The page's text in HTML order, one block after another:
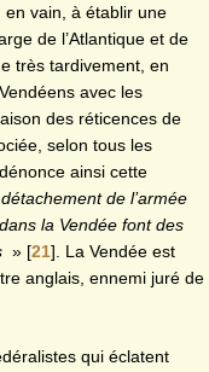
vain, à établir une
de l’Atlantique et de
très tardivement, en
avec les
des réticences de
selon tous les
ainsi cette
de l’armée
la Vendée font des
» [21] . La Vendée est
anglais, ennemi juré de
qui éclatent